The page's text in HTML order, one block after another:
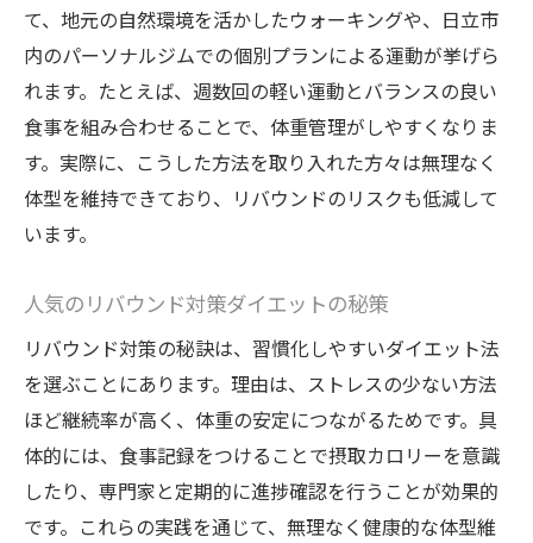
て、地元の自然環境を活かしたウォーキングや、日立市
内のパーソナルジムでの個別プランによる運動が挙げら
れます。たとえば、週数回の軽い運動とバランスの良い
食事を組み合わせることで、体重管理がしやすくなりま
す。実際に、こうした方法を取り入れた方々は無理なく
体型を維持できており、リバウンドのリスクも低減して
います。
人気のリバウンド対策ダイエットの秘策
リバウンド対策の秘訣は、習慣化しやすいダイエット法
を選ぶことにあります。理由は、ストレスの少ない方法
ほど継続率が高く、体重の安定につながるためです。具
体的には、食事記録をつけることで摂取カロリーを意識
したり、専門家と定期的に進捗確認を行うことが効果的
です。これらの実践を通じて、無理なく健康的な体型維